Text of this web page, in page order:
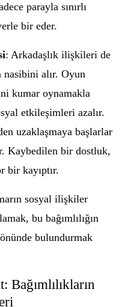
parayla sınırlı
bir eder.
: Arkadaşlık ilişkileri de
nasibini alır. Oyun
kumar oynamakla
etkileşimleri azalır.
uzaklaşmaya başlarlar
Kaybedilen bir dostluk,
bir kayıptır.
sosyal ilişkiler
bu bağımlılığın
bulundurmak